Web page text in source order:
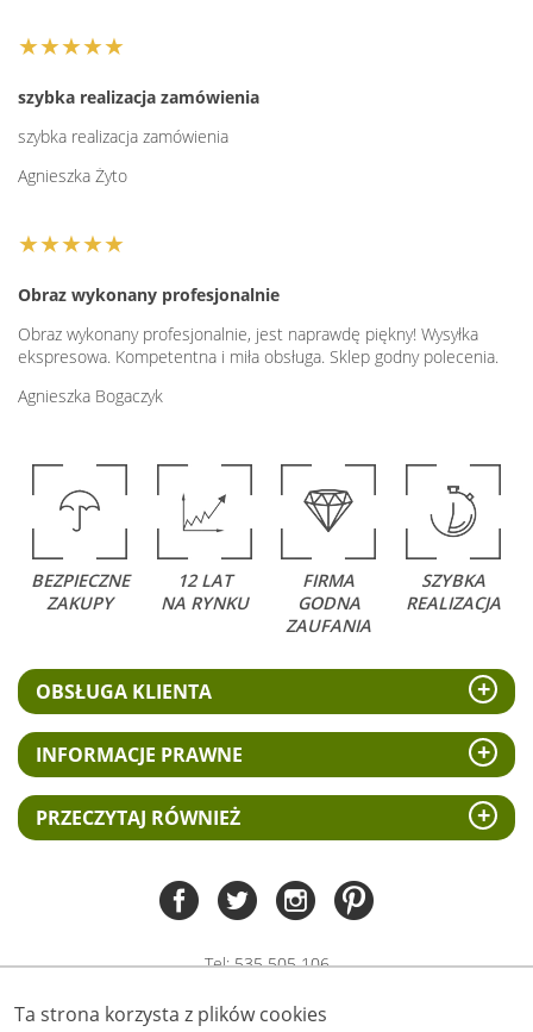
Ta strona korzysta z plików cookies
★★★★★
szybka realizacja zamówienia
szybka realizacja zamówienia
Agnieszka Żyto
★★★★★
Obraz wykonany profesjonalnie
Obraz wykonany profesjonalnie, jest naprawdę piękny! Wysyłka
ekspresowa. Kompetentna i miła obsługa. Sklep godny polecenia.
Agnieszka Bogaczyk
BEZPIECZNE
ZAKUPY
12 LAT
NA RYNKU
FIRMA
GODNA
ZAUFANIA
SZYBKA
REALIZACJA
OBSŁUGA KLIENTA
INFORMACJE PRAWNE
PRZECZYTAJ RÓWNIEŻ
Tel:535 505 106